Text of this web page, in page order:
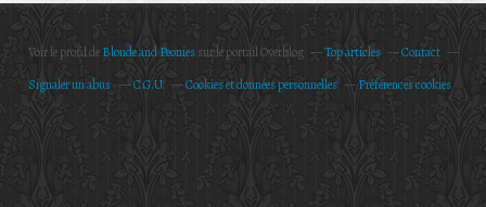
Voir le profil deBlonde and Peoniessur le portail Overblog Top articles
Contact
Signaler un abus
C.G.U. Cookies et données personnelles Préférences cookies